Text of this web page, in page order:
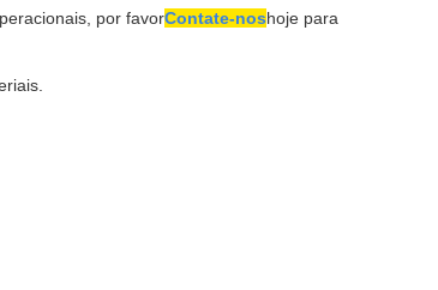
por favorContate-noshoje para